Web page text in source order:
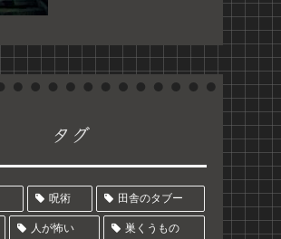
タグ
呪術 田舎のタブー
人が怖い 巣くうもの